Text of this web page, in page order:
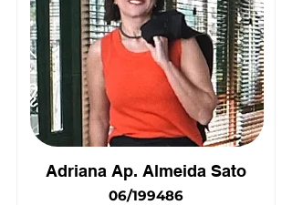
Adriana Ap. Almeida Sato
06/199486